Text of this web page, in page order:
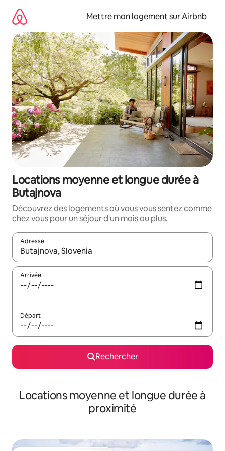
directement
contenu
Mettre mon logement sur Airbnb
Locations moyenne et longue durée à
Butajnova
Découvrez des logements où vous vous sentez comme
chez vous pour un séjour d'un mois ou plus.
Adresse
Lorsque les résultats s'affichent, utilisez les flèches vers le
Arrivée
Départ
Rechercher
Locations moyenne et longue durée à
proximité